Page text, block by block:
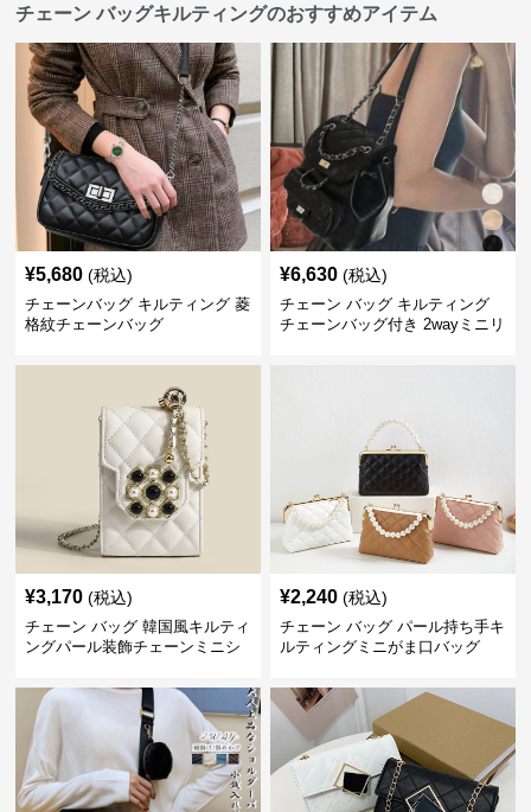
チェーン バッグキルティングのおすすめアイテム
¥5,680 (税込)
チェーンバッグ キルティング 菱
格紋チェーンバッグ
¥6,630 (税込)
チェーン バッグ キルティング
チェーンバッグ付き 2wayミニリ
¥3,170 (税込)
チェーン バッグ 韓国風キルティ
ングパール装飾チェーンミニシ
¥2,240 (税込)
チェーン バッグ パール持ち手キ
ルティングミニがま口バッグ